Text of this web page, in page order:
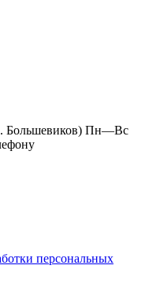
Большевиков) Пн—Вс
персональных